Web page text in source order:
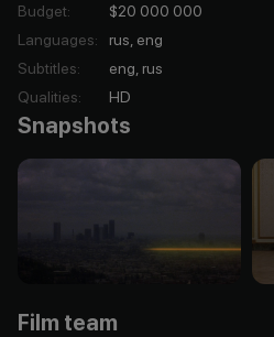
Budget:
$20 000 000
Languages:
rus, eng
Subtitles:
eng, rus
Qualities: HD
Snapshots
Film team